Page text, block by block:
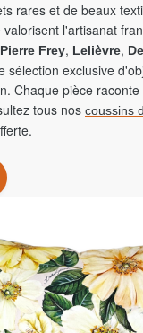
rares et de beaux
l'artisanat
Pierre Frey, Lelièvre,
sélection exclusive
Chaque pièce
tous nos coussins